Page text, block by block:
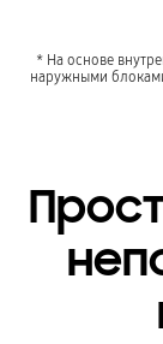
* На основе
наружными